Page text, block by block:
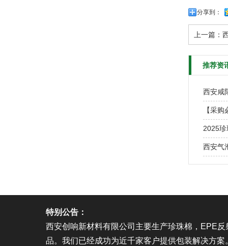
分享到：
上一篇：
推荐资
西安咸
【采
2025
西安气
特别公告：
西安创响新材料有限公司主要生产珍珠棉，EPE
品。我们已经成功为近千家客户提供包装解决方